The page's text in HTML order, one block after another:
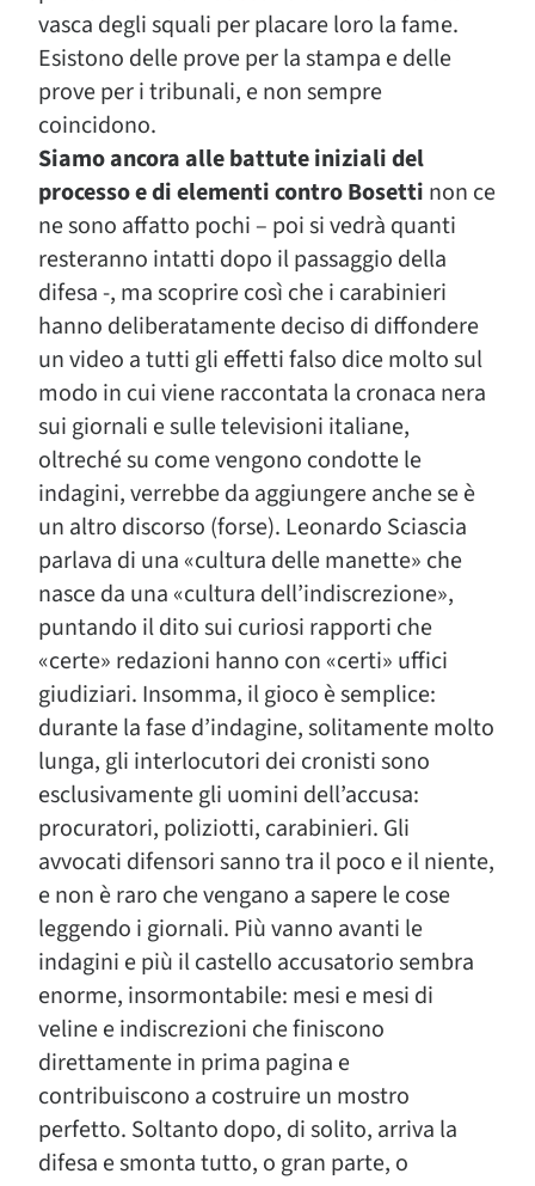
vasca degli squali per placare loro la fame.
Esistono delle prove per la stampa e delle
prove per i tribunali, e non sempre
coincidono.
Siamo ancora alle battute iniziali del
processo e di elementi contro Bosetti non ce
ne sono affatto pochi – poi si vedrà quanti
resteranno intatti dopo il passaggio della
difesa -, ma scoprire così che i carabinieri
hanno deliberatamente deciso di diffondere
un video a tutti gli effetti falso dice molto sul
modo in cui viene raccontata la cronaca nera
sui giornali e sulle televisioni italiane,
oltreché su come vengono condotte le
indagini, verrebbe da aggiungere anche se è
un altro discorso (forse). Leonardo Sciascia
parlava di una «cultura delle manette» che
nasce da una «cultura dell’indiscrezione»,
puntando il dito sui curiosi rapporti che
«certe» redazioni hanno con «certi» uffici
giudiziari. Insomma, il gioco è semplice:
durante la fase d’indagine, solitamente molto
lunga, gli interlocutori dei cronisti sono
esclusivamente gli uomini dell’accusa:
procuratori, poliziotti, carabinieri. Gli
avvocati difensori sanno tra il poco e il niente,
e non è raro che vengano a sapere le cose
leggendo i giornali. Più vanno avanti le
indagini e più il castello accusatorio sembra
enorme, insormontabile: mesi e mesi di
veline e indiscrezioni che finiscono
direttamente in prima pagina e
contribuiscono a costruire un mostro
perfetto. Soltanto dopo, di solito, arriva la
difesa e smonta tutto, o gran parte, o